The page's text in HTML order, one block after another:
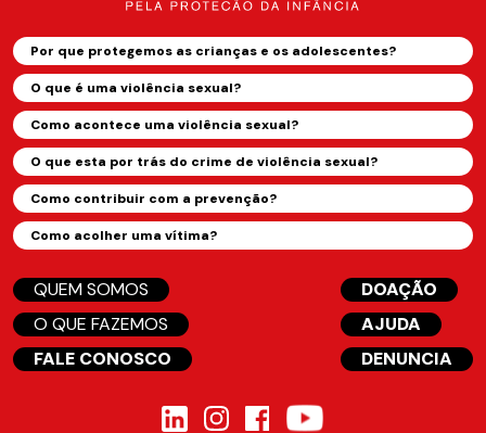
Por que protegemos as crianças e os adolescentes?
O que é uma violência sexual?
Como acontece uma violência sexual?
O que esta por trás do crime de violência sexual?
Como contribuir com a prevenção?
Como acolher uma vítima?
QUEM SOMOS
O QUE FAZEMOS
FALE CONOSCO
DOAÇÃO
AJUDA
DENUNCIA